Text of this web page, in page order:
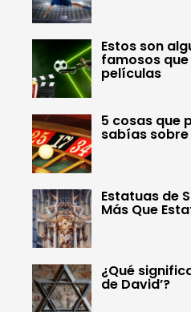
Estos son
famosos
películas
5 cosas que
sabías
Estatuas de
Más Que
¿Qué
de David’?